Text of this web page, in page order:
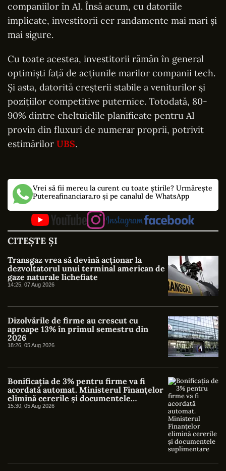
companiilor în AI. Însă acum, cu datoriile
implicate, investitorii cer randamente mai mari și
mai sigure.
Cu toate acestea, investitorii rămân în general
optimiști față de acțiunile marilor companii tech.
Și asta, datorită creșterii stabile a veniturilor și
pozițiilor competitive puternice. Totodată, 80-
90% dintre cheltuielile planificate pentru AI
provin din fluxuri de numerar proprii, potrivit
estimărilor UBS.
Vrei să fii mereu la curent cu toate știrile? Urmărește
Putereafinanciara.ro și pe canalul de WhatsApp
CITEȘTE ȘI
Transgaz vrea să devină acționar la
dezvoltatorul unui terminal american de
gaze naturale lichefiate
14:25, 07 Aug 2026
Dizolvările de firme au crescut cu
aproape 13% în primul semestru din
2026
18:26, 05 Aug 2026
Bonificația de 3% pentru firme va fi
acordată automat. Ministerul Finanțelor
elimină cererile și documentele
suplimentare
15:30, 05 Aug 2026